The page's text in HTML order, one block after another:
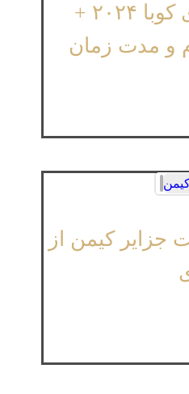
ویزای سرمایه‌گذاری کوبا ۲۰۲۴ +
و مدت زمان
جزایر کیمن از